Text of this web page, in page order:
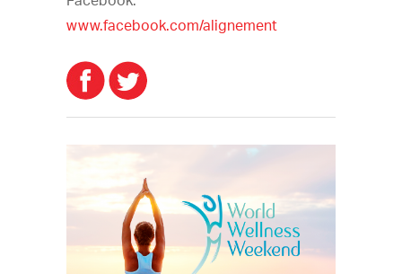
www.facebook.com/alignement